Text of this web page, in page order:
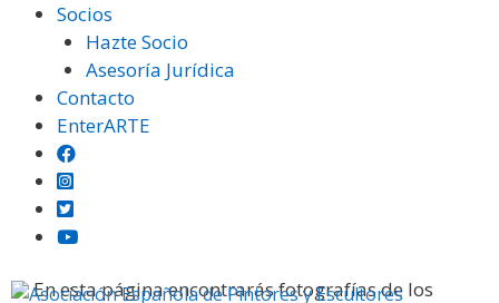
Saltar
contenido
Socios
Hazte Socio
Asesoría Jurídica
Contacto
EnterARTE
En esta página encontrarás fotografías de los